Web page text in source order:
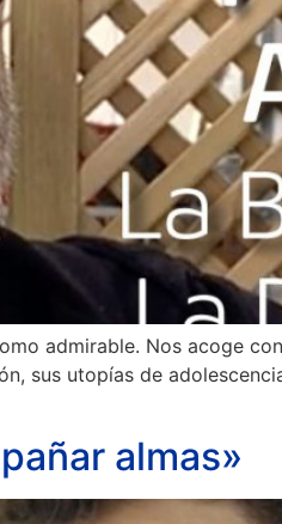
admirable. Nos acoge
sus utopías de
almas»